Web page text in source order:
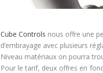
Cube Controls nous offre une
d’embrayage avec plusieurs
Niveau matériaux on pourra
Pour le tarif, deux offres en